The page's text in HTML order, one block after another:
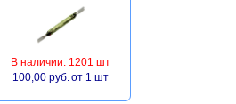
В наличии: 1201 шт
100,00 руб. от 1 шт